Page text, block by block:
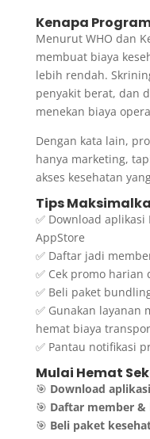
Kenapa
Menurut WHO dan
membuat biaya
lebih rendah.
penyakit berat, dan
menekan biaya
Dengan kata lain,
hanya marketing,
akses kesehatan
Tips
✅ Download aplikasi
AppStore
✅ Daftar jadi
✅ Cek promo harian
✅ Beli paket
✅ Gunakan layanan
hemat biaya
✅ Pantau notifikasi
Mulai Hemat
🎯 Download
🎯 Daftar member
🎯 Beli paket